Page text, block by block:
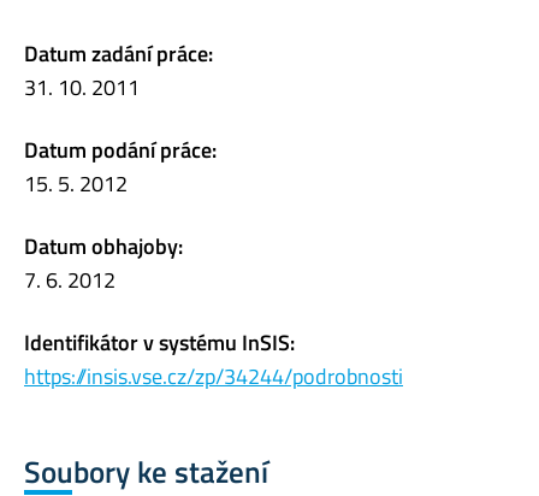
Datum zadání práce:
31. 10. 2011
Datum podání práce:
15. 5. 2012
Datum obhajoby:
7. 6. 2012
Identifikátor v systému InSIS:
https://insis.vse.cz/zp/34244/podrobnosti
Soubory ke stažení